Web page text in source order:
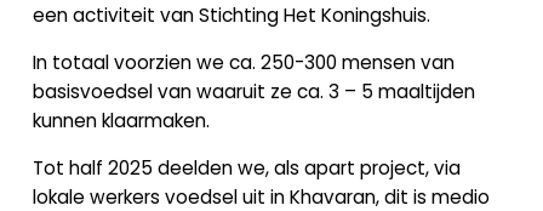
een activiteit van Stichting Het Koningshuis.
In totaal voorzien we ca. 250-300 mensen van
basisvoedsel van waaruit ze ca. 3 – 5 maaltijden
kunnen klaarmaken.
Tot half 2025 deelden we, als apart project, via
lokale werkers voedsel uit in Khavaran, dit is medio